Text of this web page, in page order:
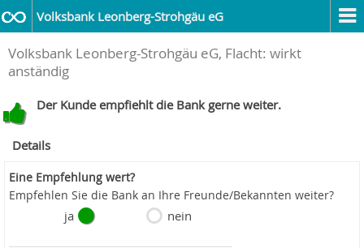
Volksbank Leonberg-Strohgäu eG
Volksbank Leonberg-Strohgäu eG, Flacht: wirkt
anständig
Der Kunde empfiehlt die Bank gerne weiter.
Details
Eine Empfehlung wert?
Empfehlen Sie die Bank an Ihre Freunde/Bekannten weiter?
ja nein